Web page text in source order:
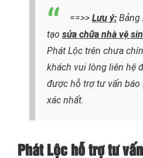
==>> Lưu ý: Bảng
tạo sửa chữa nhà vệ
Phát Lộc trên chưa
khách vui lòng liên hệ
được hỗ trợ tư vấn báo
xác nhất.
Phát Lộc hỗ trợ tư